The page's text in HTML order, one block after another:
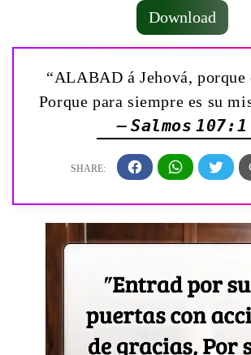
Download
“ALABAD á Jehová, porque
Porque para siempre es su
— Salmos 107:1